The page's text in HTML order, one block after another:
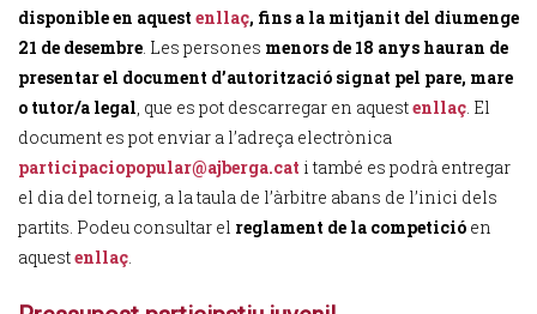
disponible en aquest enllaç, fins a la mitjanit del diumenge
21 de desembre. Les persones menors de 18 anys hauran de
presentar el document d’autorització signat pel pare, mare
o tutor/a legal, que es pot descarregar en aquestenllaç. El
document es pot enviar a l’adreça electrònica
participaciopopular@ajberga.cat i també es podrà entregar
el dia del torneig, a la taula de l’àrbitre abans de l’inici dels
partits. Podeu consultar el reglament de la competició en
aquestenllaç.